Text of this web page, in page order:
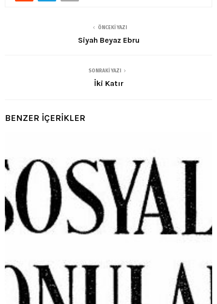
ÖNCEKI YAZI
Siyah Beyaz Ebru
SONRAKI YAZI
İki Katır
BENZER İÇERİKLER